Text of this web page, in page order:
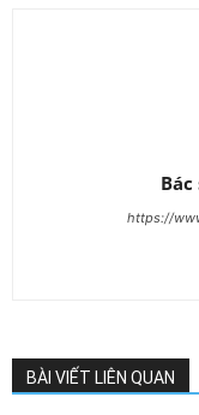
https://
BÀI VIẾT LIÊN QUAN